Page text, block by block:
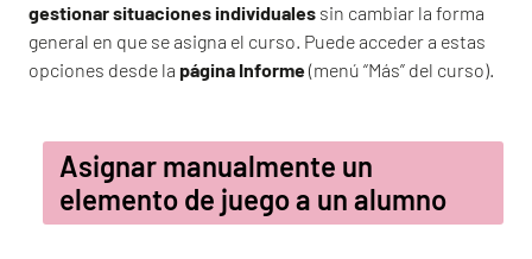
gestionar situaciones individuales sin cambiar la forma
general en que se asigna el curso. Puede acceder a estas
opciones desde la página Informe(menú “Más” del curso).
Asignar manualmente un
elemento de juego a un alumno